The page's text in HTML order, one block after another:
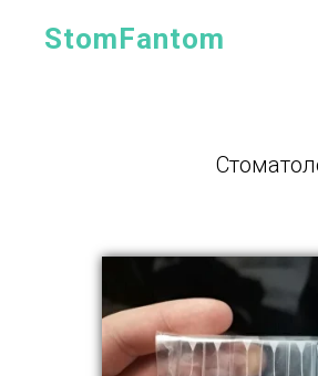
StomFantom